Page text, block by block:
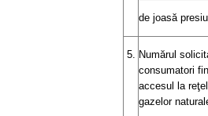
de joasă
5. Numărul
consumatori
accesul la
gazelor